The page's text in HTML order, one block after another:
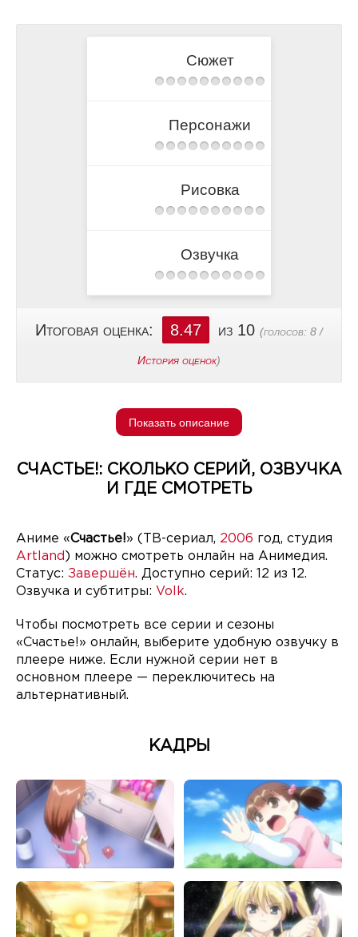
Сюжет
Персонажи
Рисовка
Озвучка
Итоговая оценка: 8.47 из 10 (голосов: 8 /
История оценок)
Показать описание
СЧАСТЬЕ!: СКОЛЬКО СЕРИЙ, ОЗВУЧКА
И ГДЕ СМОТРЕТЬ
Аниме «Счастье!» (ТВ-сериал, 2006 год, студия
Artland ) можно смотреть онлайн на Анимедия.
Статус: Завершён. Доступно серий: 12 из 12.
Озвучка и субтитры: Volk.
Чтобы посмотреть все серии и сезоны
«Счастье!» онлайн, выберите удобную озвучку в
плеере ниже. Если нужной серии нет в
основном плеере — переключитесь на
альтернативный.
КАДРЫ